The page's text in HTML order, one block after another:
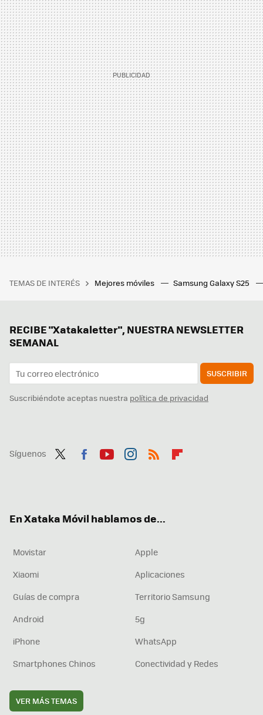
TEMAS DE INTERÉS Mejores móviles Samsung Galaxy S25
RECIBE "Xatakaletter", NUESTRA NEWSLETTER
SEMANAL
SUSCRIBIR
Suscribiéndote aceptas nuestra política de privacidad
Síguenos
En Xataka Móvil hablamos de...
Movistar
Apple
Xiaomi
Aplicaciones
Guías de compra
Territorio Samsung
Android
5g
iPhone
WhatsApp
Smartphones Chinos
Conectividad y Redes
VER MÁS TEMAS